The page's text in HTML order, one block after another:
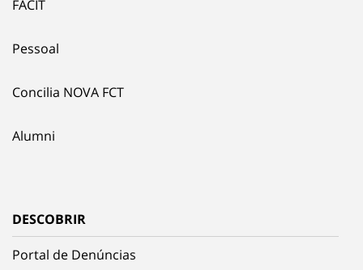
FACIT
Pessoal
Concilia NOVA FCT
Alumni
DESCOBRIR
Portal de Denúncias